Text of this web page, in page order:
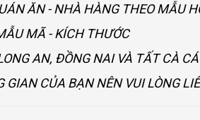
ĂN - NHÀ HÀNG THEO MẪU
MÃ - KÍCH THƯỚC
AN, ĐỒNG NAI VÀ TẤT CÀ
CỦA BẠN NÊN VUI LÒNG